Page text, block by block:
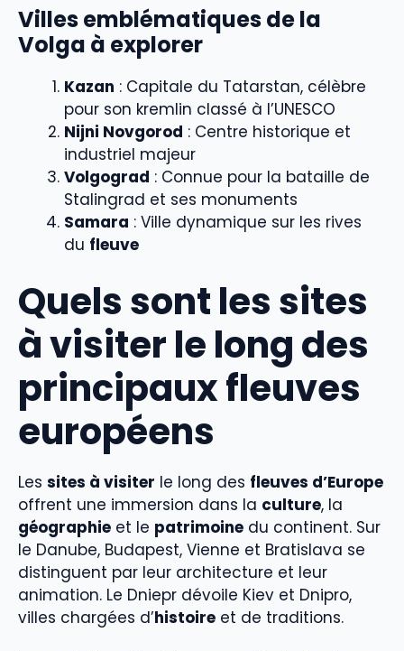
Villes emblématiques de la
Volga à explorer
Kazan : Capitale du Tatarstan, célèbre
pour son kremlin classé à l’UNESCO
Nijni Novgorod : Centre historique et
industriel majeur
Volgograd : Connue pour la bataille de
Stalingrad et ses monuments
Samara : Ville dynamique sur les rives
du fleuve
Quels sont les sites
à visiter le long des
principaux fleuves
européens
Les sites à visiter le long des fleuves d’Europe
offrent une immersion dans la culture, la
géographie et le patrimoine du continent. Sur
le Danube, Budapest, Vienne et Bratislava se
distinguent par leur architecture et leur
animation. Le Dniepr dévoile Kiev et Dnipro,
villes chargées d’histoire et de traditions.